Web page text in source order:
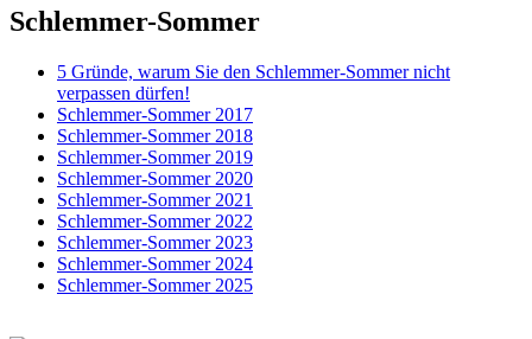
Schlemmer-Sommer
5 Gründe, warum Sie den Schlemmer-Sommer nicht
verpassen dürfen!
Schlemmer-Sommer 2017
Schlemmer-Sommer 2018
Schlemmer-Sommer 2019
Schlemmer-Sommer 2020
Schlemmer-Sommer 2021
Schlemmer-Sommer 2022
Schlemmer-Sommer 2023
Schlemmer-Sommer 2024
Schlemmer-Sommer 2025